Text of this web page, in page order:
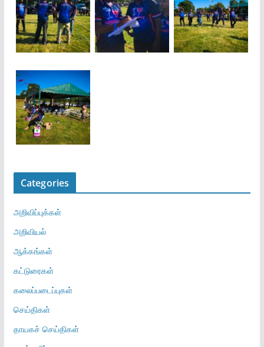
Categories
அறிவிப்புக்கள்
அறிவியல்
ஆக்கங்கள்
கட்டுரைகள்
கலைப்படைப்புகள்
செய்திகள்
தாயகச் செய்திகள்